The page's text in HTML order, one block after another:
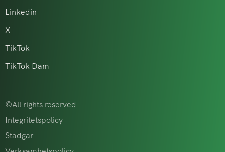
Linkedin
X
TikTok
TikTok Dam
©All rights reserved
Integritetspolicy
Stadgar